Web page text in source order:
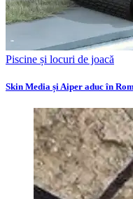
Piscine și locuri de joacă
Skin Media și Aiper aduc în